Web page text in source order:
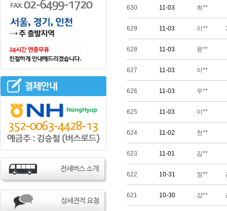
630 11-03 최**
629 11-03 이**
628 11-03 윤**
627 11-03 이**
626 11-03 우**
625 11-03 이**
624 11-02 천**
623 11-01 김**
622 10-31 정**
621 10-30 강**